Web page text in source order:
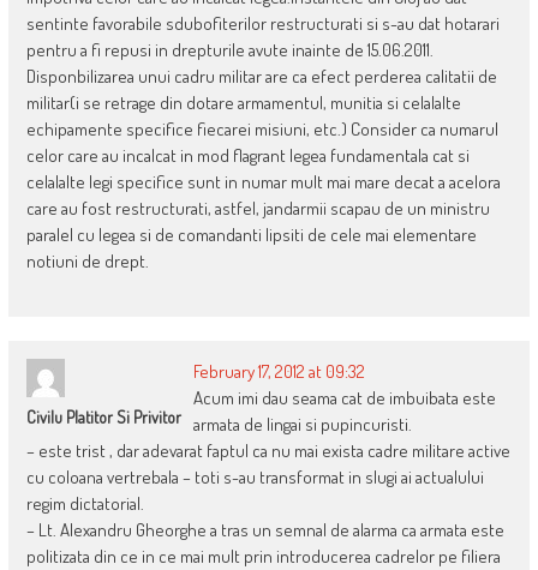
sentinte favorabile sdubofiterilor restructurati si s-au dat hotarari
pentru a fi repusi in drepturile avute inainte de 15.06.2011.
Disponbilizarea unui cadru militar are ca efect perderea calitatii de
militar(i se retrage din dotare armamentul, munitia si celalalte
echipamente specifice fiecarei misiuni, etc.) Consider ca numarul
celor care au incalcat in mod flagrant legea fundamentala cat si
celalalte legi specifice sunt in numar mult mai mare decat a acelora
care au fost restructurati, astfel, jandarmii scapau de un ministru
paralel cu legea si de comandanti lipsiti de cele mai elementare
notiuni de drept.
Civilu Platitor Si Privitor
February 17, 2012 at 09:32
Acum imi dau seama cat de imbuibata este
armata de lingai si pupincuristi.
– este trist , dar adevarat faptul ca nu mai exista cadre militare active
cu coloana vertrebala – toti s-au transformat in slugi ai actualului
regim dictatorial.
– Lt. Alexandru Gheorghe a tras un semnal de alarma ca armata este
politizata din ce in ce mai mult prin introducerea cadrelor pe filiera